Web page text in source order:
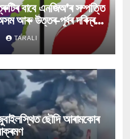
বাবে এনজিঅ’ৰ সম্পত্তি
আৰু উত্তৰ-পূৰ্বৰ দৰিদ্ৰই
TARALI
ছৌদি আৰামকোৰ